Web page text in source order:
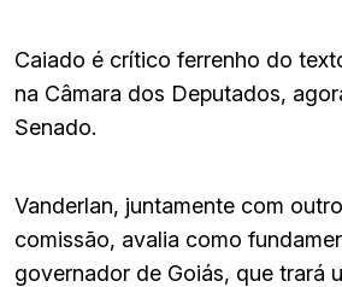
Caiado é crítico ferrenho do
na Câmara dos Deputados,
Senado.
Vanderlan, juntamente com
comissão, avalia como
governador de Goiás, que trará